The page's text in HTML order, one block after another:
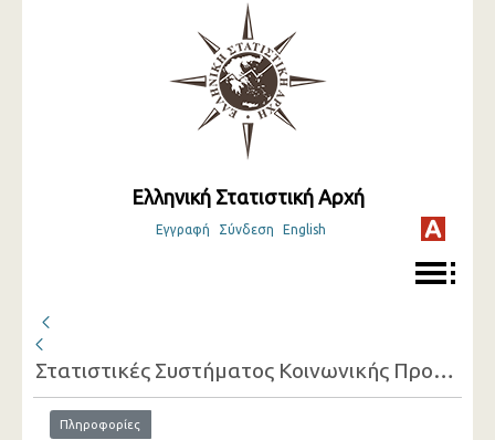
Ελληνική Στατιστική Αρχή
Εγγραφή Σύνδεση English
Στατιστικές Συστήματος Κοινωνικής Προστασίας (προσωρινά στοιχεία) ( 2016 )
Πληροφορίες